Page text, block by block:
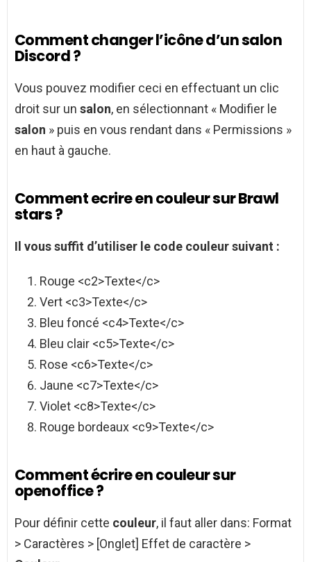
Comment changer l’icône d’un salon
Discord ?
Vous pouvez modifier ceci en effectuant un clic
droit sur un salon, en sélectionnant « Modifier le
salon » puis en vous rendant dans « Permissions »
en haut à gauche.
Comment ecrire en couleur sur Brawl
stars ?
Il vous suffit d’utiliser le code couleursuivant :
Rouge <c2>Texte</c>
Vert <c3>Texte</c>
Bleu foncé <c4>Texte</c>
Bleu clair <c5>Texte</c>
Rose <c6>Texte</c>
Jaune <c7>Texte</c>
Violet <c8>Texte</c>
Rouge bordeaux <c9>Texte</c>
Comment écrire en couleur sur
openoffice ?
Pour définir cette couleur, il faut aller dans: Format
> Caractères > [Onglet] Effet de caractère >